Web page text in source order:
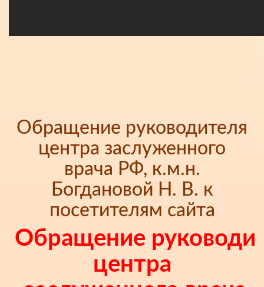
Обращение руководителя
центра заслуженного
врача РФ, к.м.н.
Богдановой Н. В. к
посетителям сайта
Обращение
центра